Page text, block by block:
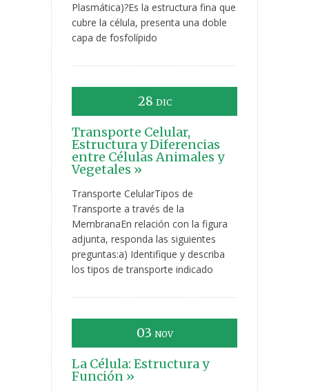
Plasmática)?Es la estructura fina que
cubre la célula, presenta una doble
capa de fosfolípido
28 DIC
Transporte Celular,
Estructura y Diferencias
entre Células Animales y
Vegetales »
Transporte CelularTipos de
Transporte a través de la
MembranaEn relación con la figura
adjunta, responda las siguientes
preguntas:a) Identifique y describa
los tipos de transporte indicado
03 NOV
La Célula: Estructura y
Función »